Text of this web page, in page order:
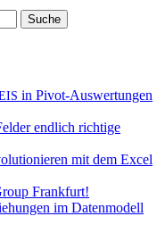
in Pivot-Auswertungen
endlich richtige
mit dem Excel
Frankfurt!
im Datenmodell